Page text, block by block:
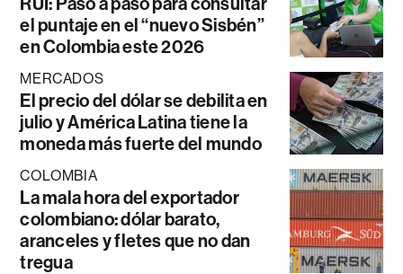
el puntaje en el “nuevo Sisbén”
en Colombia este 2026
MERCADOS
El precio del dólar se debilita en
julio y América Latina tiene la
moneda más fuerte del mundo
COLOMBIA
La mala hora del exportador
colombiano: dólar barato,
aranceles y fletes que no dan
tregua